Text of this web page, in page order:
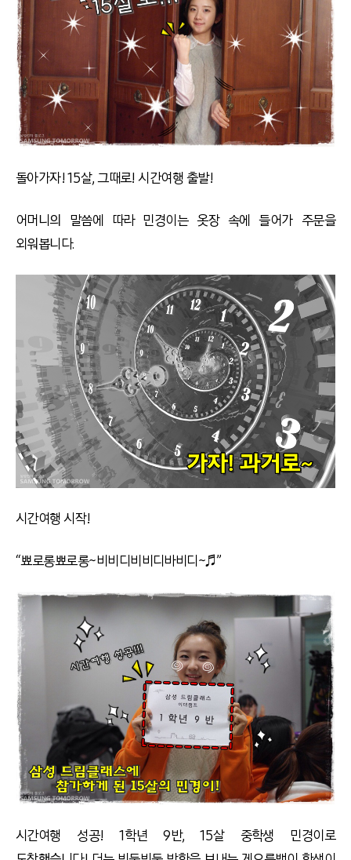
돌아가자! 15살, 그때로! 시간여행 출발!
어머니의 말씀에 따라 민경이는 옷장 속에 들어가 주문을
외워봅니다.
시간여행 시작!
“뾰로롱뾰로롱~비비디비비디바비디~♬”
시간여행 성공! 1학년 9반, 15살 중학생 민경이로